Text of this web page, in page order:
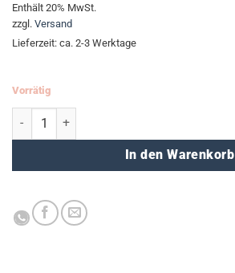
Enthält 20% MwSt.
zzgl. Versand
Lieferzeit: ca. 2-3 Werktage
Vorrätig
Airbrush Textil SET (JOLLY) Menge
In den Warenkorb